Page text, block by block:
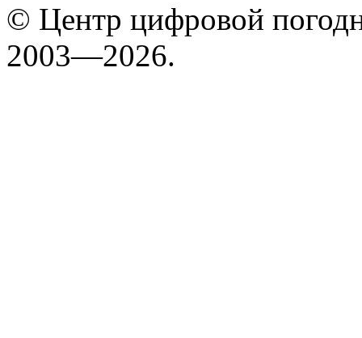
© Центр цифровой
2003—2026.